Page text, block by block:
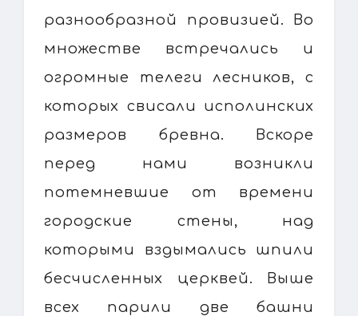
разнообразной провизией. Во
множестве встречались и
огромные телеги лесников, с
которых свисали исполинских
размеров бревна. Вскоре
перед нами возникли
потемневшие от времени
городские стены, над
которыми вздымались шпили
бесчисленных церквей. Выше
всех парили две башни